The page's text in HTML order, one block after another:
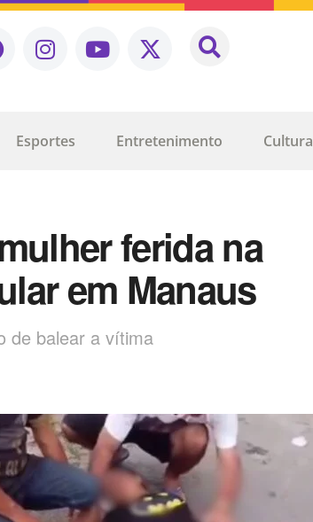
Esportes Entretenimento Cultura
ferida na
em Manaus
de balear a vítima